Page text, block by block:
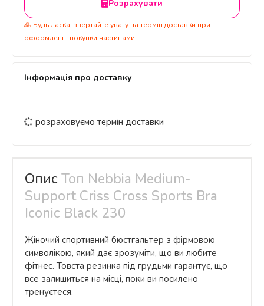
Розрахувати
🙏 Будь ласка, звертайте увагу на термін доставки при
оформленні покупки частинами
Інформація про доставку
розраховуємо термін доставки
Опис Топ Nebbia Medium-
Support Criss Cross Sports Bra
Iconic Black 230
Жіночий спортивний бюстгальтер з фірмовою
символікою, який дає зрозуміти, що ви любите
фітнес. Товста резинка під грудьми гарантує, що
все залишиться на місці, поки ви посилено
тренуєтеся.